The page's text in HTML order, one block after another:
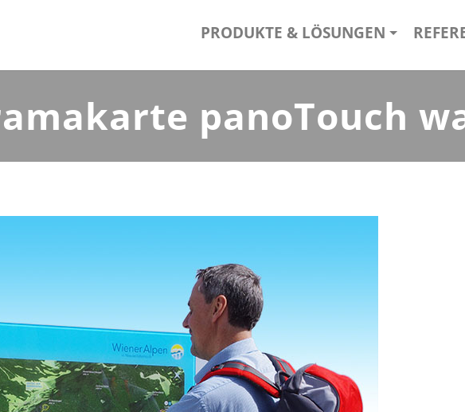
PRODUKTE & LÖSUNGEN
panoTouch